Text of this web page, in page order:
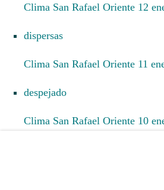
Clima San Rafael Oriente 12 enero 2026 nubes
dispersas
Clima San Rafael Oriente 11 enero 2026 cielo
despejado
Clima San Rafael Oriente 10 enero 2026 cielo